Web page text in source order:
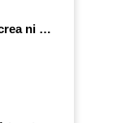
La energía ni se crea ni se destruye... ¡se experimenta! El Tierno en la Feria Madrid es Ciencia 2026